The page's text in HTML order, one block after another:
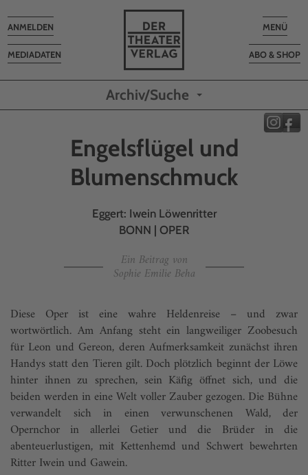
Toggle
MENÜ
ABO & SHOP
MEDIADATEN
Toggle
navigation
ANMELDEN
Archiv/Suche
Engelsflügel und
Blumenschmuck
Eggert: Iwein Löwenritter
BONN | OPER
Ein Beitrag von
Sophie Emilie Beha
Diese Oper ist eine wahre Heldenreise – und zwar
wortwörtlich. Am Anfang steht ein langweiliger Zoobesuch
für Leon und Gereon, deren Aufmerksamkeit zunächst ihren
Handys statt den Tieren gilt. Doch plötzlich beginnt der Löwe
hinter ihnen zu sprechen, sein Käfig öffnet sich, und die
beiden werden in eine Welt voller Zauber gezogen. Die Bühne
verwandelt sich in einen verwunschenen Wald, der
Opernchor in allerlei Getier und die Brüder in die
abenteuerlustigen, mit Kettenhemd und Schwert bewehrten
Ritter Iwein und Gawein.